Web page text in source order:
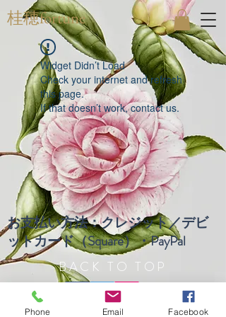
桂穂fortune
Widget Didn’t Load
Check your internet and refresh
this page.
If that doesn’t work, contact us.
お支払い方法：クレジット／デビ
ットカード（Square）・PayPal
BACK TO TOP
Phone Email Facebook